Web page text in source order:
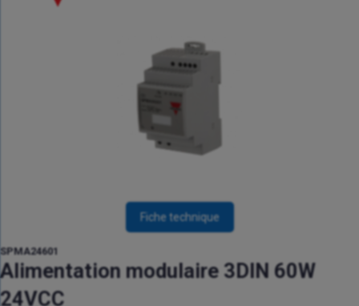
Fiche technique
SPMA24601
Alimentation modulaire 3DIN 60W
24VCC